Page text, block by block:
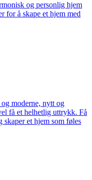
og personlig hjem
for å skape et hjem med
moderne, nytt og
få et helhetlig uttrykk. Få
et hjem som føles